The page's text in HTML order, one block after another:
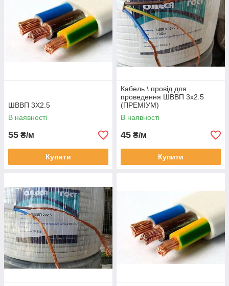
ШВВП 3Х2.5
В наявності
55 ₴/м
Купити
Кабель \ провід для
проведення ШВВП 3х2.5
(ПРЕМІУМ)
В наявності
45 ₴/м
Купити